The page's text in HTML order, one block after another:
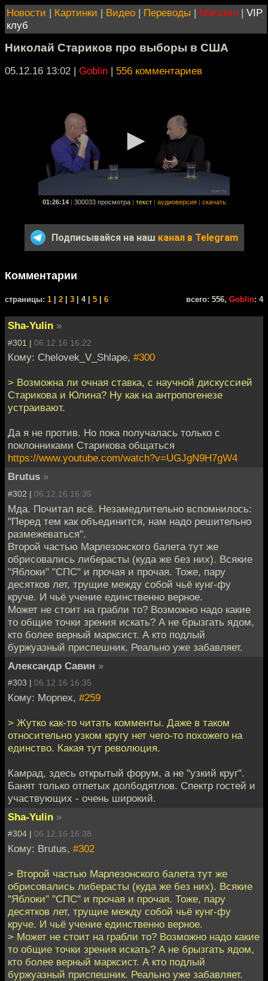
Новости | Картинки | Видео | Переводы | Магазин | VIP
клуб
Николай Стариков про выборы в США
05.12.16 13:02 | Goblin | 556 комментариев
01:26:14 300033 просмотра текст аудиоверсия скачать
Подписывайся на наш канал в Telegram
Комментарии
cтраницы: 1 2 3 | 4 | 5 6 всего: 556, Goblin: 4
Sha-Yulin »
#301 | 06.12.16 16:22
Кому: Chelovek_V_Shlape, #300
> Возможна ли очная ставка, с научной дискуссией
Старикова и Юлина? Ну как на антропогенезе
устраивают.
Да я не против. Но пока получалась только с
поклонниками Старикова общаться
https://www.youtube.com/watch?v=UGJgN9H7gW4
Brutus »
#302 | 06.12.16 16:35
Мда. Почитал всё. Незамедлительно вспомнилось:
"Перед тем как объединится, нам надо решительно
размежеваться".
Второй частью Марлезонского балета тут же
обрисовались либерасты (куда же без них). Всякие
"Яблоки" "СПС" и прочая и прочая. Тоже, пару
десятков лет, трущие между собой чьё кунг-фу
круче. И чьё учение единственно верное.
Может не стоит на грабли то? Возможно надо какие
то общие точки зрения искать? А не брызгать ядом,
кто более верный марксист. А кто подлый
буржуазный приспешник. Реально уже забавляет.
Александр Савин »
#303 | 06.12.16 16:35
Кому: Mоpnex, #259
> Жутко как-то читать комменты. Даже в таком
относительно узком кругу нет чего-то похожего на
единство. Какая тут революция.
Камрад, здесь открытый форум, а не "узкий круг".
Банят только отпетых долбодятлов. Спектр гостей и
участвующих - очень широкий.
Sha-Yulin »
#304 | 06.12.16 16:38
Кому: Brutus, #302
> Второй частью Марлезонского балета тут же
обрисовались либерасты (куда же без них). Всякие
"Яблоки" "СПС" и прочая и прочая. Тоже, пару
десятков лет, трущие между собой чьё кунг-фу
круче. И чьё учение единственно верное.
> Может не стоит на грабли то? Возможно надо какие
то общие точки зрения искать? А не брызгать ядом,
кто более верный марксист. А кто подлый
буржуазный приспешник. Реально уже забавляет.